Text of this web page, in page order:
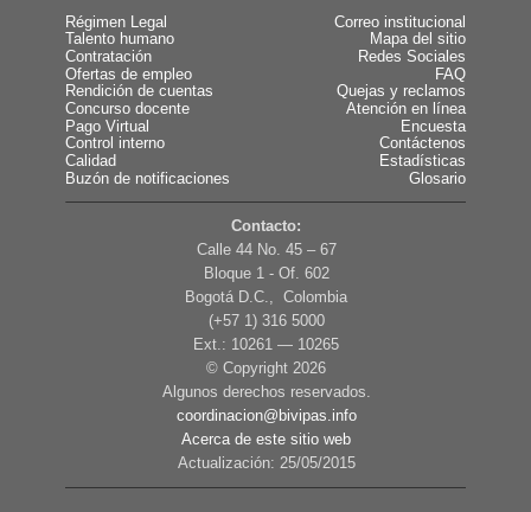
Régimen Legal
Talento humano
Contratación
Ofertas de empleo
Rendición de cuentas
Concurso docente
Pago Virtual
Control interno
Calidad
Buzón de notificaciones
Correo institucional
Mapa del sitio
Redes Sociales
FAQ
Quejas y reclamos
Atención en línea
Encuesta
Contáctenos
Estadísticas
Glosario
Contacto:
Calle 44 No. 45 – 67
Bloque 1 - Of. 602
Bogotá D.C., Colombia
(+57 1) 316 5000
Ext.: 10261 — 10265
© Copyright 2026
Algunos derechos reservados.
coordinacion@bivipas.info
Acerca de este sitio web
Actualización: 25/05/2015